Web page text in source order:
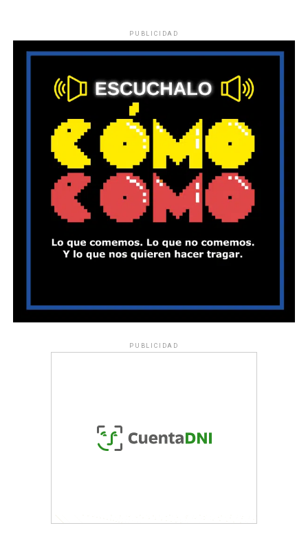
PUBLICIDAD
PUBLICIDAD